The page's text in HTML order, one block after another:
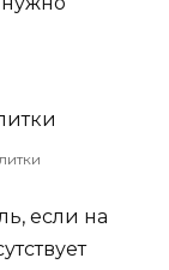
если на